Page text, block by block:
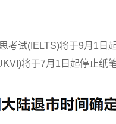
试(IELTS)将于9月1日
将于7月1日起停止纸